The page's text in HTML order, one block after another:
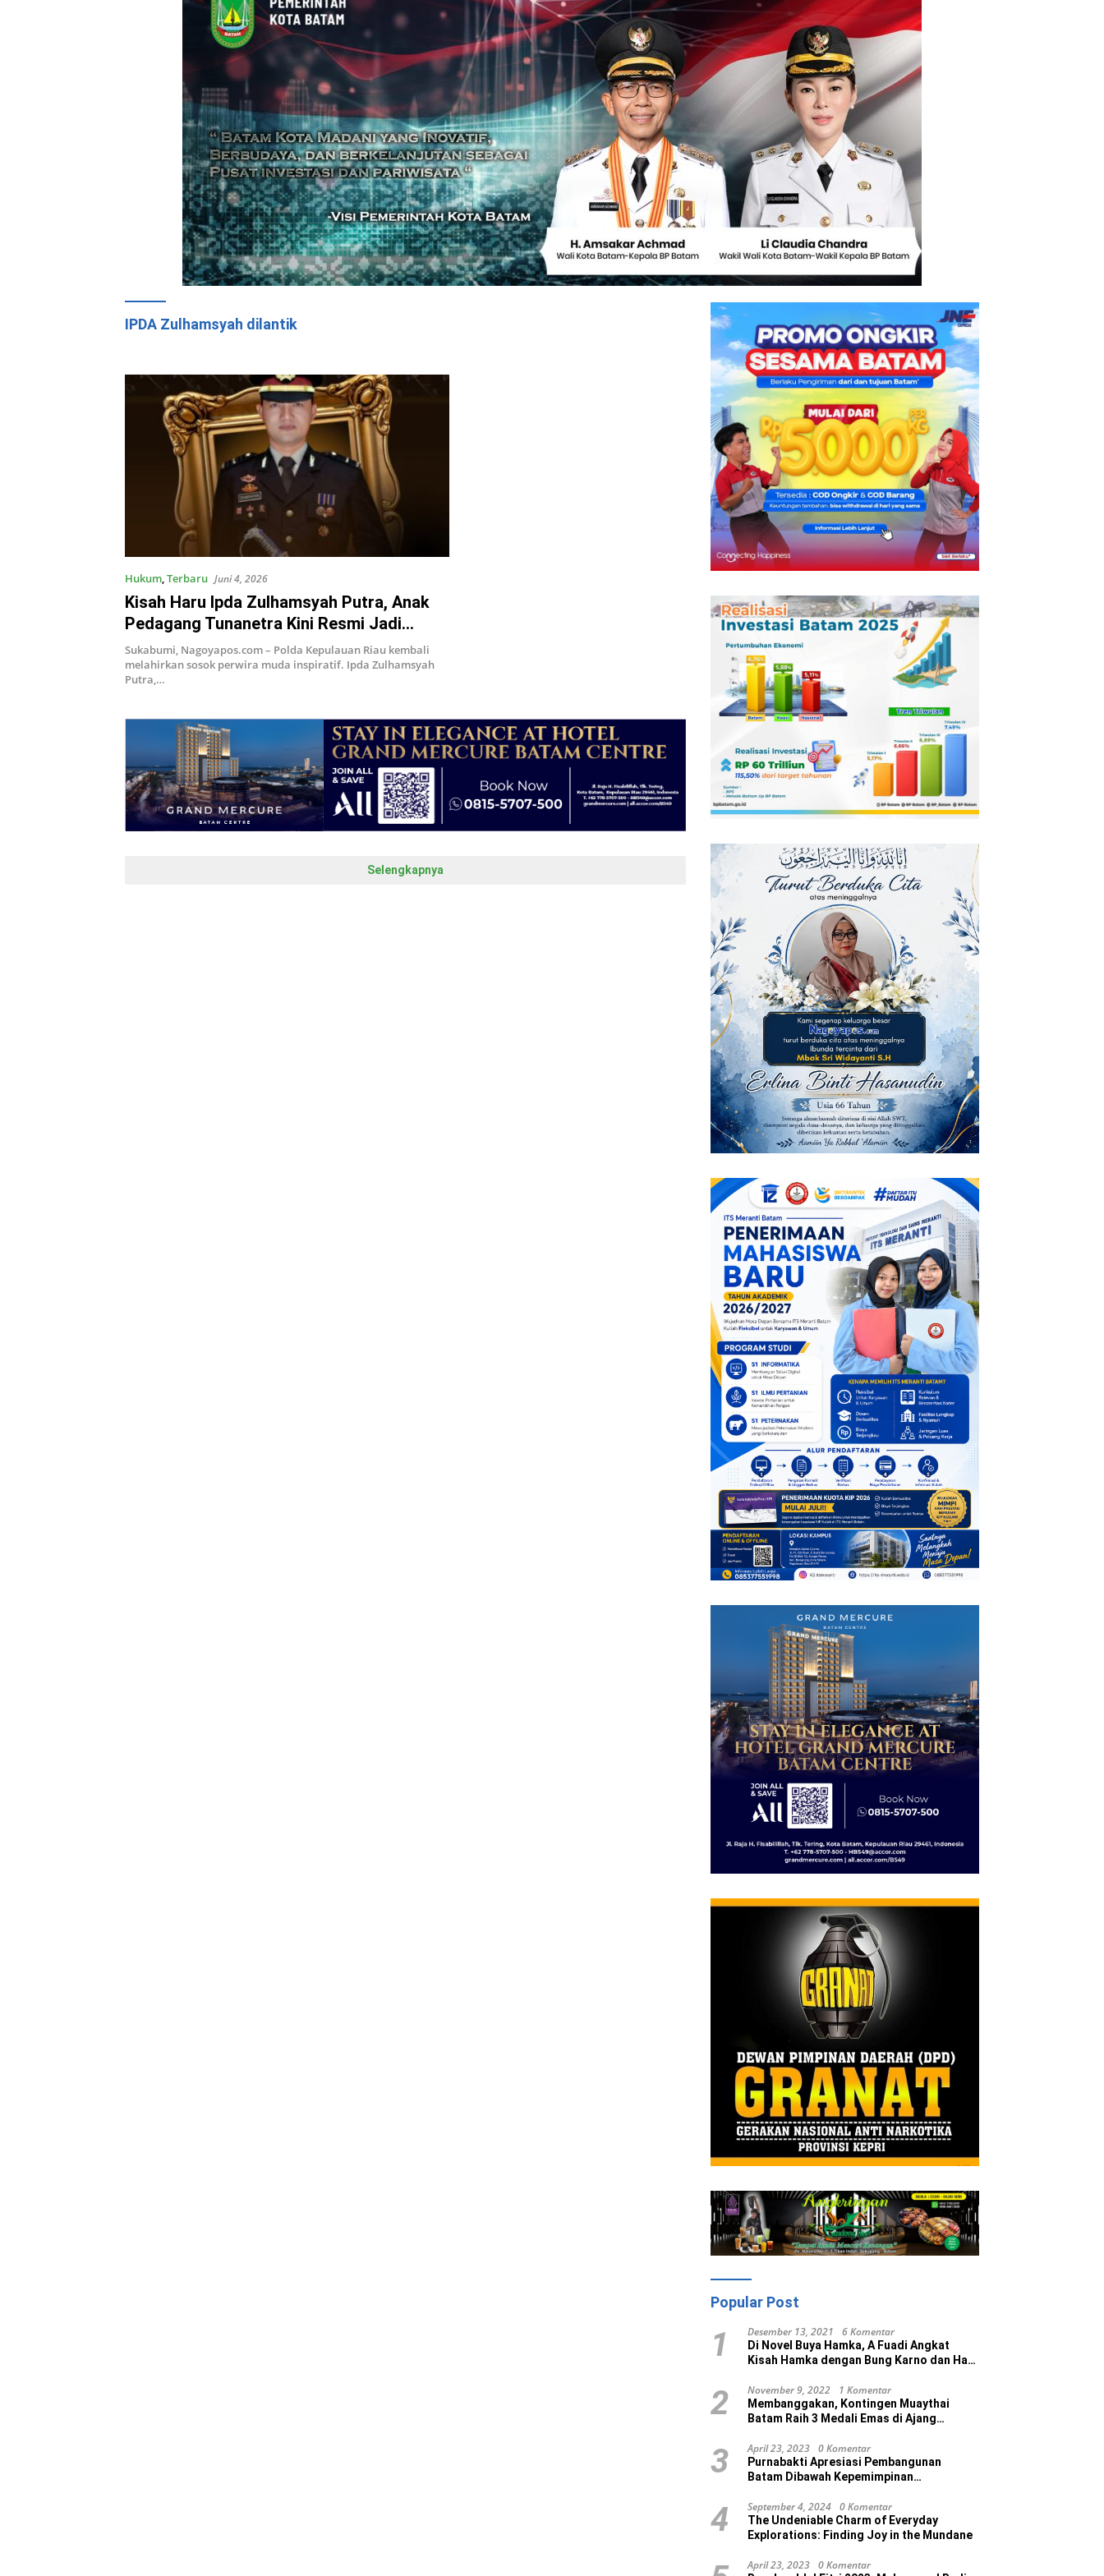
IPDA Zulhamsyah dilantik
Hukum,Terbaru Juni 4, 2026
Kisah Haru Ipda Zulhamsyah Putra, Anak
Pedagang Tunanetra Kini Resmi Jadi
Perwira Polri Kebanggaan Kepri
Sukabumi, Nagoyapos.com – Polda Kepulauan Riau kembali
melahirkan sosok perwira muda inspiratif. Ipda Zulhamsyah
Putra,…
Selengkapnya
Popular Post
1 Desember 13, 2021 6 Komentar
Di Novel Buya Hamka, A Fuadi Angkat
Kisah Hamka dengan Bung Karno dan Haji
2 November 9, 2022 1 Komentar
Membanggakan, Kontingen Muaythai
Batam Raih 3 Medali Emas di Ajang
3 April 23, 2023 0 Komentar
Purnabakti Apresiasi Pembangunan
Batam Dibawah Kepemimpinan
4 September 4, 2024 0 Komentar
The Undeniable Charm of Everyday
Explorations: Finding Joy in the Mundane
April 23, 2023 0 Komentar